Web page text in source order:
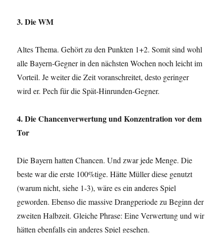
3. Die WM
Altes Thema. Gehört zu den Punkten 1+2. Somit sind wohl
alle Bayern-Gegner in den nächsten Wochen noch leicht im
Vorteil. Je weiter die Zeit voranschreitet, desto geringer
wird er. Pech für die Spät-Hinrunden-Gegner.
4. Die Chancenverwertung und Konzentration vor dem
Tor
Die Bayern hatten Chancen. Und zwar jede Menge. Die
beste war die erste 100%tige. Hätte Müller diese genutzt
(warum nicht, siehe 1-3), wäre es ein anderes Spiel
geworden. Ebenso die massive Drangperiode zu Beginn der
zweiten Halbzeit. Gleiche Phrase: Eine Verwertung und wir
hätten ebenfalls ein anderes Spiel gesehen.